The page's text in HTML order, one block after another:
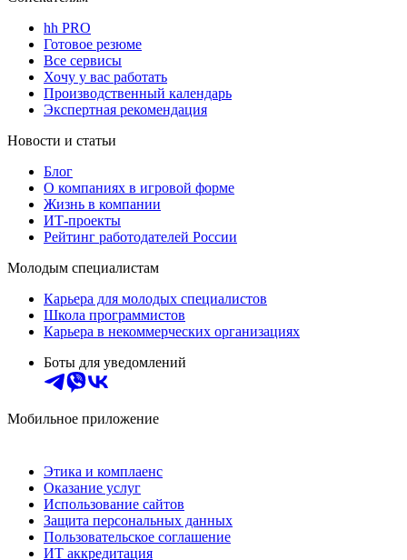
hh PRO
Готовое резюме
Все сервисы
Хочу у вас работать
Производственный календарь
Экспертная рекомендация
Новости и статьи
Блог
О компаниях в игровой форме
Жизнь в компании
ИТ-проекты
Рейтинг работодателей России
Молодым специалистам
Карьера для молодых специалистов
Школа программистов
Карьера в некоммерческих организациях
Боты для уведомлений
Мобильное приложение
Этика и комплаенс
Оказание услуг
Использование сайтов
Защита персональных данных
Пользовательское соглашение
ИТ аккредитация